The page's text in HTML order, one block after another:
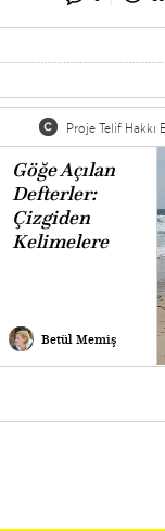
Proje Telif Hakkı
Göğe Açılan
Defterler:
Çizgiden
Kelimelere
Betül Memiş